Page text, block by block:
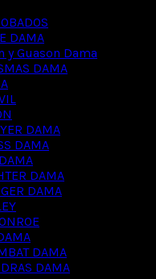
DAMA
y Guason Dama
DAMA
DAMA
DAMA
DAMA
DAMA
DAMA
DAMA